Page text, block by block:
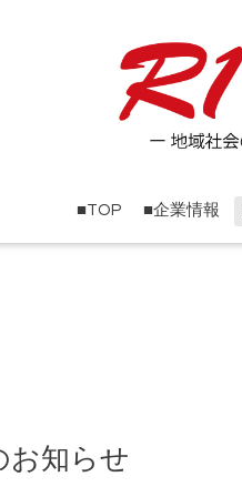
■TOP ■企業情報
お知らせ